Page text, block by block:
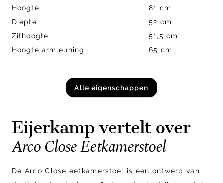
Hoogte
81 cm
Diepte
52 cm
Zithoogte
51,5 cm
Hoogte armleuning
65 cm
Alle eigenschappen
Eijerkamp vertelt over
Arco Close Eetkamerstoel
De Arco Close eetkamerstoel is een ontwerp van